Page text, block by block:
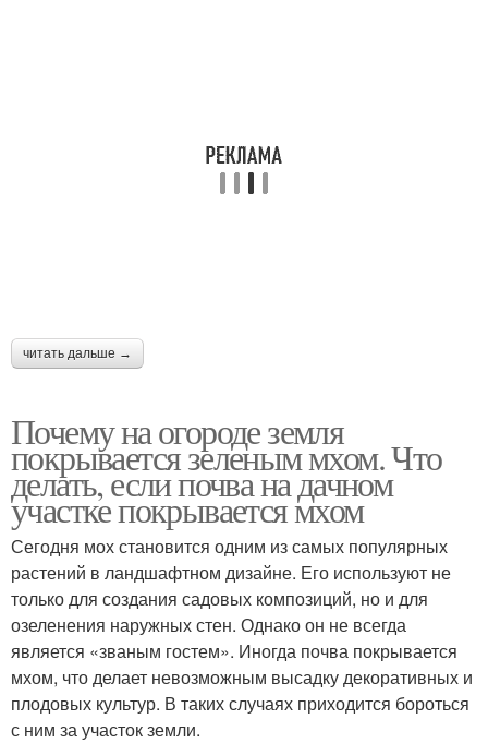
читать дальше →
Почему на огороде земля
покрывается зеленым мхом. Что
делать, если почва на дачном
участке покрывается мхом
Сегодня мох становится одним из самых популярных
растений в ландшафтном дизайне. Его используют не
только для создания садовых композиций, но и для
озеленения наружных стен. Однако он не всегда
является «званым гостем». Иногда почва покрывается
мхом, что делает невозможным высадку декоративных и
плодовых культур. В таких случаях приходится бороться
с ним за участок земли.